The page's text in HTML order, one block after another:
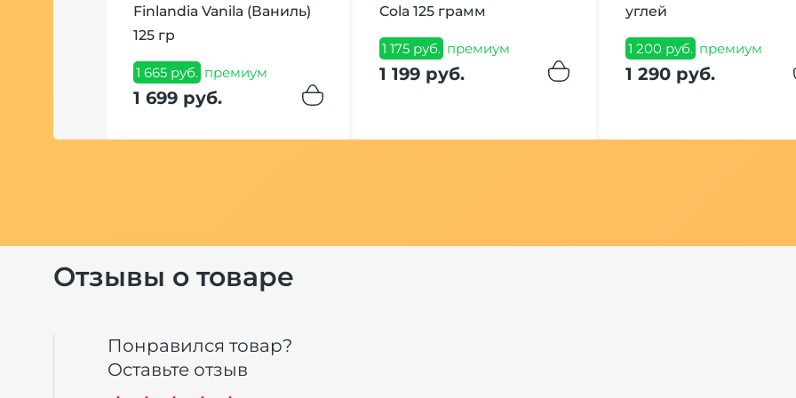
Finlandia Vanila (Ваниль)
125 гр
1 665 руб. премиум
1 699 руб.
Cola 125 грамм
1 175 руб. премиум
1 199 руб.
углей
1 200 руб. премиум
1 290 руб.
Отзывы о товаре
Понравился товар?
Оставьте отзыв